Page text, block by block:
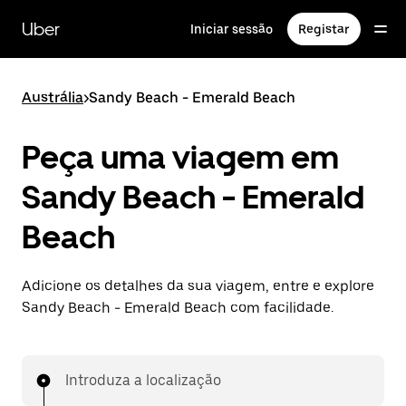
para
conteúdo
Uber Iniciar sessão Registar
Austrália>Sandy Beach - Emerald Beach
Peça uma viagem em
Sandy Beach - Emerald
Beach
Adicione os detalhes da sua viagem, entre e explore
Sandy Beach - Emerald Beach com facilidade.
Introduza a localização